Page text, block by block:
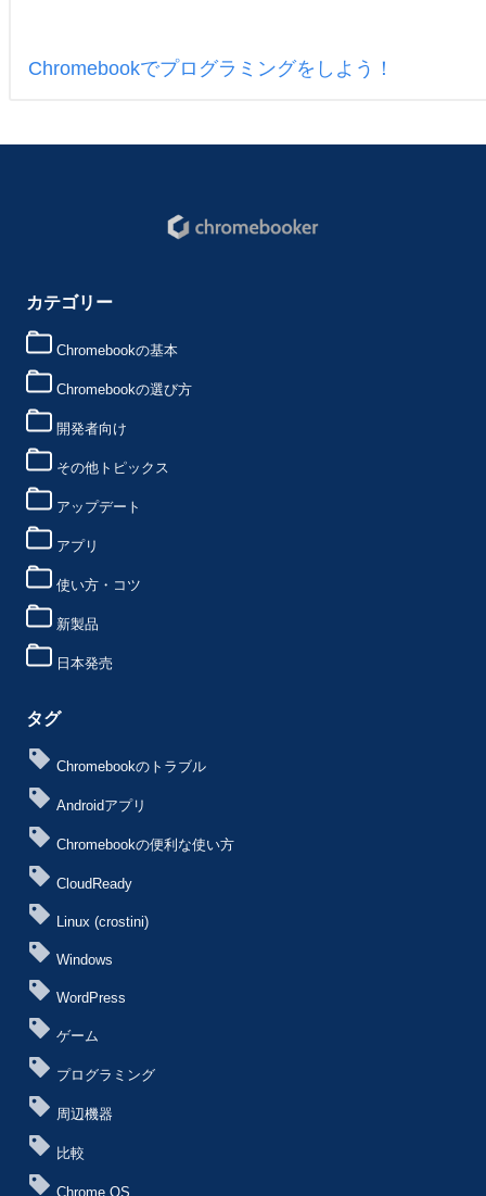
Chromebookでプログラミングをしよう！
カテゴリー
Chromebookの基本
Chromebookの選び方
開発者向け
その他トピックス
アップデート
アプリ
使い方・コツ
新製品
日本発売
タグ
Chromebookのトラブル
Androidアプリ
Chromebookの便利な使い方
CloudReady
Linux (crostini)
Windows
WordPress
ゲーム
プログラミング
周辺機器
比較
Chrome OS